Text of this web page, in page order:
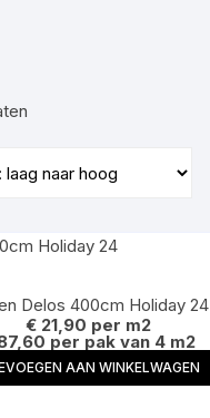
laag
hoog
Delos 400cm Holiday 24
€ 21,90 per m2
per pak van 4 m2
AAN WINKELWAGEN